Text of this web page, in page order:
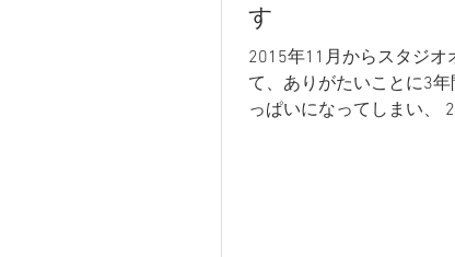
食事の時間がゆっくりと
す
2015年11月からスタジオ
て、ありがたいことに3年
っぱいになってしまい、